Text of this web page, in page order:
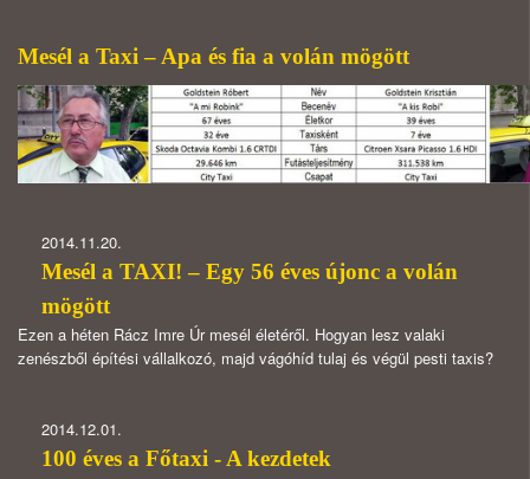
Mesél a Taxi – Apa és fia a volán mögött
2014.11.20.
Mesél a TAXI! – Egy 56 éves újonc a volán
mögött
Ezen a héten Rácz Imre Úr mesél életéről. Hogyan lesz valaki
zenészből építési vállalkozó, majd vágóhíd tulaj és végül pesti taxis?
2014.12.01.
100 éves a Főtaxi - A kezdetek